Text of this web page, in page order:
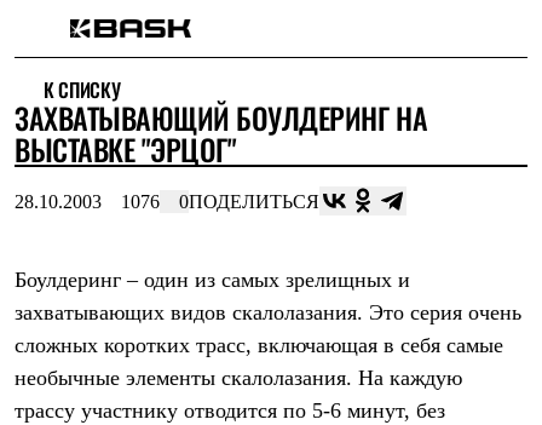
Интернет-магазин
Мужская одежда
Утепленная пухом
Куртки
Жилеты
Куртки
Брюки
Штормовая одежда
Куртки
Брюки
Софтшелл одежда
Куртки
К СПИСКУ
ЗАХВАТЫВАЮЩИЙ БОУЛДЕРИНГ НА
ВЫСТАВКЕ "ЭРЦОГ"
28.10.2003 1076 0ПОДЕЛИТЬСЯ
Боулдеринг – один из самых зрелищных и
захватывающих видов скалолазания. Это серия очень
сложных коротких трасс, включающая в себя самые
необычные элементы скалолазания. На каждую
трассу участнику отводится по 5-6 минут, без